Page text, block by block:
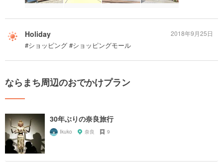
Holiday
#ショッピング #ショッピングモール
2018年9月25日
ならまち周辺のおでかけプラン
30年ぶりの奈良旅行
Ikuko 奈良 9